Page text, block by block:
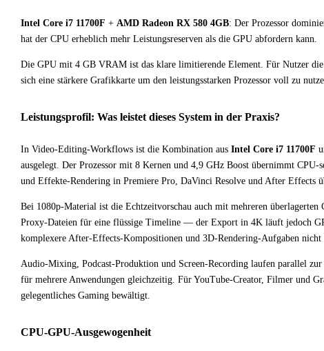
Intel Core i7 11700F + AMD Radeon RX 580 4GB: Der Prozessor
hat der CPU erheblich mehr Leistungsreserven als die GPU abfordern kann.
Die GPU mit 4 GB VRAM ist das klare limitierende Element. Für Nutzer
sich eine stärkere Grafikkarte um den leistungsstarken Prozessor voll zu
Leistungsprofil: Was leistet dieses System in der Praxis?
In Video-Editing-Workflows ist die Kombination aus Intel Core i7 11700F
ausgelegt. Der Prozessor mit 8 Kernen und 4,9 GHz Boost übernimmt
und Effekte-Rendering in Premiere Pro, DaVinci Resolve und After Effects
Bei 1080p-Material ist die Echtzeitvorschau auch mit mehreren
Proxy-Dateien für eine flüssige Timeline — der Export in 4K läuft jedoch
komplexere After-Effects-Kompositionen und 3D-Rendering-Aufgaben nicht
Audio-Mixing, Podcast-Produktion und Screen-Recording laufen parallel
für mehrere Anwendungen gleichzeitig. Für YouTube-Creator, Filmer und
gelegentliches Gaming bewältigt.
CPU-GPU-Ausgewogenheit